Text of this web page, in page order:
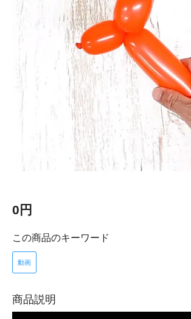
0円
この商品のキーワード
動画
商品説明